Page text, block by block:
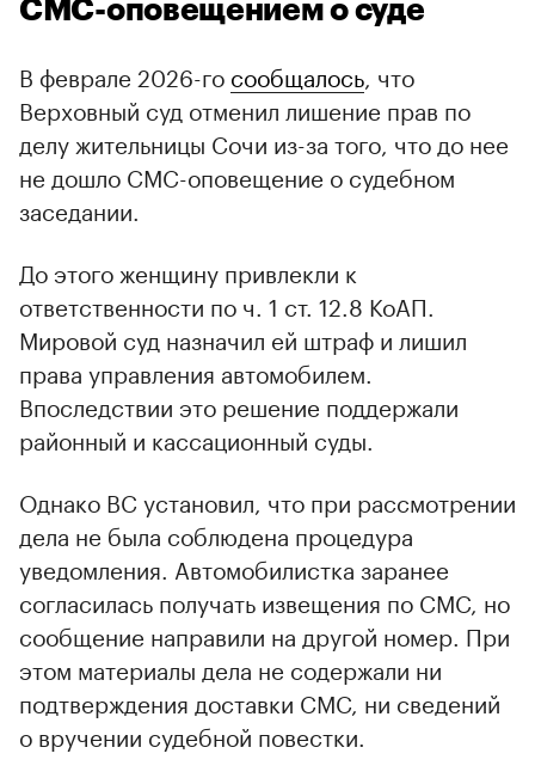
СМС-оповещением о суде
В феврале 2026-го сообщалось, что
Верховный суд отменил лишение прав по
делу жительницы Сочи из-за того, что до нее
не дошло СМС-оповещение о судебном
заседании.
До этого женщину привлекли к
ответственности по ч. 1 ст. 12.8 КоАП.
Мировой суд назначил ей штраф и лишил
права управления автомобилем.
Впоследствии это решение поддержали
районный и кассационный суды.
Однако ВС установил, что при рассмотрении
дела не была соблюдена процедура
уведомления. Автомобилистка заранее
согласилась получать извещения по СМС, но
сообщение направили на другой номер. При
этом материалы дела не содержали ни
подтверждения доставки СМС, ни сведений
о вручении судебной повестки.